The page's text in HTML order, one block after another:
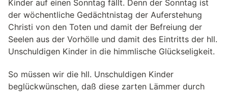
Kinder auf einen Sonntag fällt. Denn der Sonntag ist
der wöchentliche Gedächtnistag der Auferstehung
Christi von den Toten und damit der Befreiung der
Seelen aus der Vorhölle und damit des Eintritts der hll.
Unschuldigen Kinder in die himmlische Glückseligkeit.
So müssen wir die hll. Unschuldigen Kinder
beglückwünschen, daß diese zarten Lämmer durch